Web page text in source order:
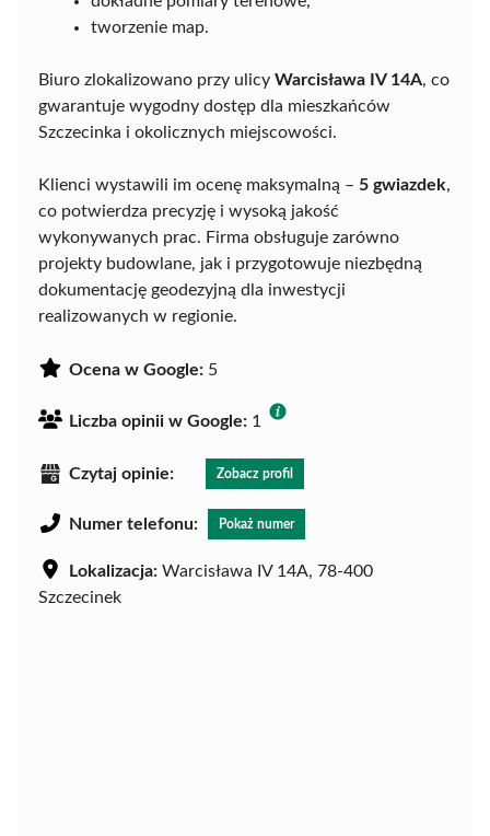
tworzenie map.
Biuro zlokalizowano przy ulicy Warcisława IV 14A, co
gwarantuje wygodny dostęp dla mieszkańców
Szczecinka i okolicznych miejscowości.
Klienci wystawili im ocenę maksymalną – 5 gwiazdek,
co potwierdza precyzję i wysoką jakość
wykonywanych prac. Firma obsługuje zarówno
projekty budowlane, jak i przygotowuje niezbędną
dokumentację geodezyjną dla inwestycji
realizowanych w regionie.
Ocena w Google: 5
Liczba opinii w Google: 1
Czytaj opinie: Zobacz profil
Numer telefonu: Pokaż numer
Lokalizacja: Warcisława IV 14A, 78-400
Szczecinek